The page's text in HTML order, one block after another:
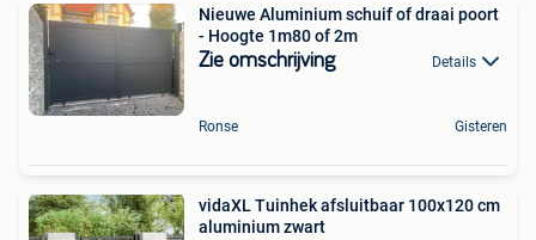
Nieuwe Aluminium schuif of draai poort
- Hoogte 1m80 of 2m
Zie omschrijving Details
Ronse Gisteren
vidaXL Tuinhek afsluitbaar 100x120 cm
aluminium zwart